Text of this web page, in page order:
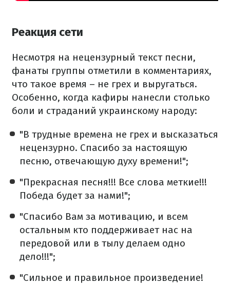
Реакция сети
Несмотря на нецензурный текст песни,
фанаты группы отметили в комментариях,
что такое время – не грех и выругаться.
Особенно, когда кафиры нанесли столько
боли и страданий украинскому народу:
"В трудные времена не грех и высказаться
нецензурно. Спасибо за настоящую
песню, отвечающую духу времени!";
"Прекрасная песня!!! Все слова меткие!!!
Победа будет за нами!";
"Спасибо Вам за мотивацию, и всем
остальным кто поддерживает нас на
передовой или в тылу делаем одно
дело!!!";
"Сильное и правильное произведение!